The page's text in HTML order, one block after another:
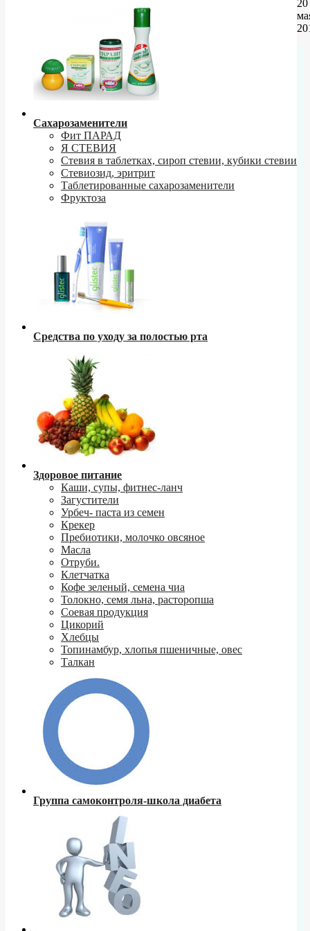
Сахарозаменители
Фит ПАРАД
Я СТЕВИЯ
Стевия в таблетках, сироп стевии, кубики стевии
Стевиозид, эритрит
Таблетированные сахарозаменители
Фруктоза
Средства по уходу за полостью рта
Здоровое питание
Каши, супы, фитнес-ланч
Загустители
Урбеч- паста из семен
Крекер
Пребиотики, молочко овсяное
Масла
Отруби.
Клетчатка
Кофе зеленый, семена чиа
Толокно, семя льна, расторопша
Соевая продукция
Цикорий
Хлебцы
Топинамбур, хлопья пшеничные, овес
Талкан
Группа самоконтроля-школа диабета
20